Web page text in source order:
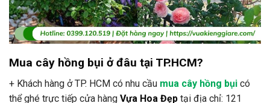
Mua cây hồng bụi ở đâu tại TP.HCM?
+ Khách hàng ở TP. HCM có nhu cầu mua cây hồng bụi có
thể ghé trực tiếp cửa hàng Vựa Hoa Đẹp tại địa chỉ: 121